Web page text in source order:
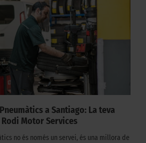
a Santiago: La teva
Motor Services
no és només un servei, és una millora de